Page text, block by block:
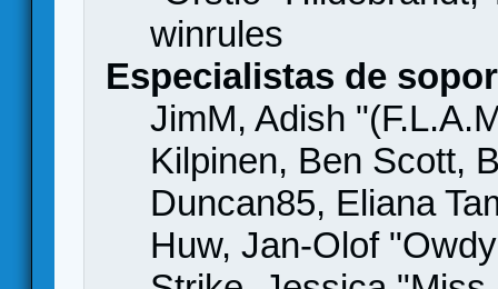
winrules
Especialistas de
JimM, Adish
Kilpinen, Ben Scott,
Duncan85, Eliana
Huw, Jan-Olof